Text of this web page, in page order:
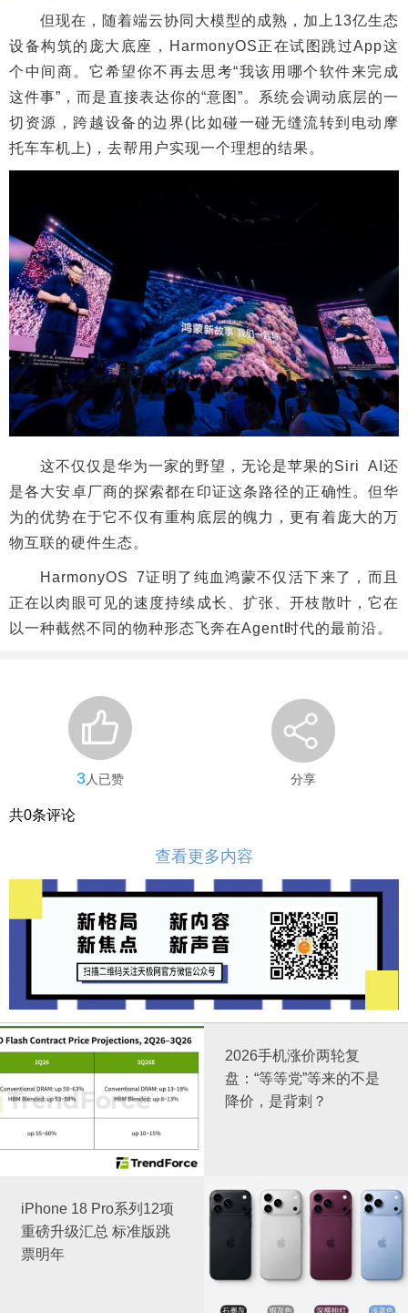
但现在，随着端云协同大模型的成熟，加上13亿生态
设备构筑的庞大底座，HarmonyOS正在试图跳过App这
个中间商。它希望你不再去思考“我该用哪个软件来完成
这件事”，而是直接表达你的“意图”。系统会调动底层的一
切资源，跨越设备的边界(比如碰一碰无缝流转到电动摩
托车车机上)，去帮用户实现一个理想的结果。
这不仅仅是华为一家的野望，无论是苹果的Siri AI还
是各大安卓厂商的探索都在印证这条路径的正确性。但华
为的优势在于它不仅有重构底层的魄力，更有着庞大的万
物互联的硬件生态。
HarmonyOS 7证明了纯血鸿蒙不仅活下来了，而且
正在以肉眼可见的速度持续成长、扩张、开枝散叶，它在
以一种截然不同的物种形态飞奔在Agent时代的最前沿。
3人已赞 分享
共0条评论
查看更多内容
2026手机涨价两轮复
盘：“等等党”等来的不是
降价，是背刺？
iPhone 18 Pro系列12项
重磅升级汇总 标准版跳
票明年